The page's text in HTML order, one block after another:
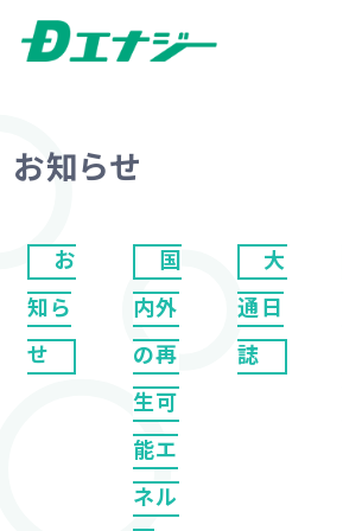
お知らせ
お
知ら
せ
国
内外
の再
生可
能エ
ネル
大
通日
誌